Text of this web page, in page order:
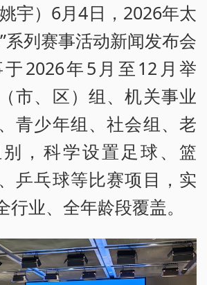
宇）6月4日，2026年太
系列赛事活动新闻发布会
2026年5月至12月举
市、区）组、机关事业
青少年组、社会组、老
，科学设置足球、篮
乒乓球等比赛项目，实
行业、全年龄段覆盖。